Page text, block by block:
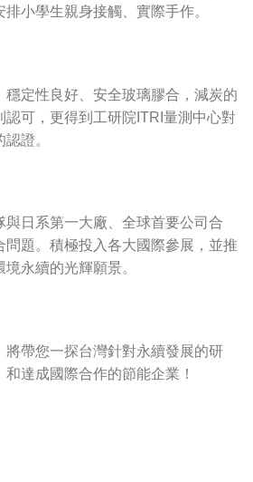
小學生親身接觸、實際手作。
穩定性良好、安全玻璃膠合，減炭的
認可，更得到工研院ITRI量測中心對
證。
與日系第一大廠、全球首要公司合
問題。積極投入各大國際參展，並推
永續的光輝願景。
將帶您一探台灣針對永續發展的研
達成國際合作的節能企業！